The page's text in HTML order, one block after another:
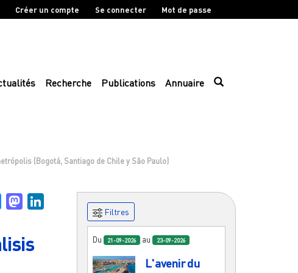
Créer un compte Se connecter Mot de passe
Recherche Publications Annuaire
(Bogotá, Santiago de Chile y São Paulo)
BlueskyMastodon
Filtres
Du 21-09-2026 au 23-09-2026
L'avenir du